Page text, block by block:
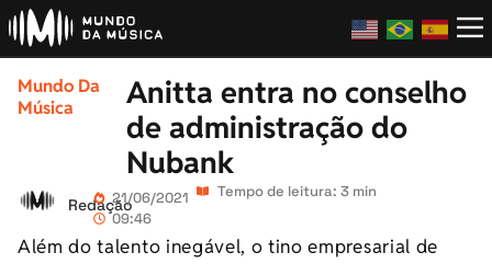
Mundo Da
Música
Anitta entra no conselho
de administração do
Nubank
Redação21/06/2021
09:46
Tempo de leitura: 3 min
Além do talento inegável, o tino empresarial de